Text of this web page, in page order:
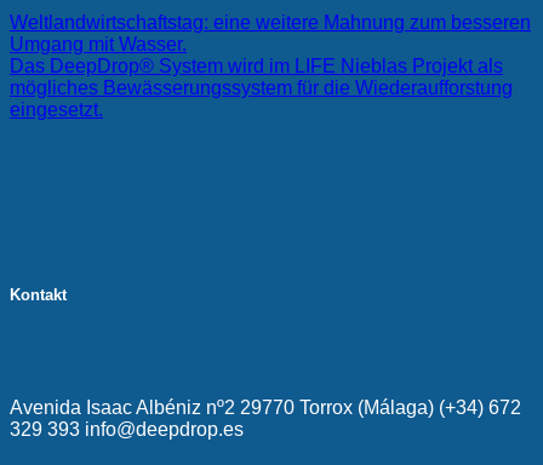
Weltlandwirtschaftstag: eine weitere Mahnung zum besseren
Umgang mit Wasser.
Das DeepDrop® System wird im LIFE Nieblas Projekt als
mögliches Bewässerungssystem für die Wiederaufforstung
eingesetzt.
Kontakt
Avenida Isaac Albéniz nº2 29770 Torrox (Málaga) (+34) 672
329 393 info@deepdrop.es